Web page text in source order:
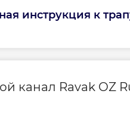
инструкция к
канал Ravak OZ